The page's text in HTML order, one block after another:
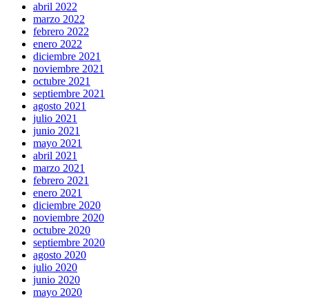
abril 2022
marzo 2022
febrero 2022
enero 2022
diciembre 2021
noviembre 2021
octubre 2021
septiembre 2021
agosto 2021
julio 2021
junio 2021
mayo 2021
abril 2021
marzo 2021
febrero 2021
enero 2021
diciembre 2020
noviembre 2020
octubre 2020
septiembre 2020
agosto 2020
julio 2020
junio 2020
mayo 2020